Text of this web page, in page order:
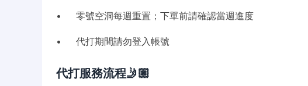
• 零號空洞每週重置；下單前請確認當週進度
• 代打期間請勿登入帳號
代打服務流程🤳🏼